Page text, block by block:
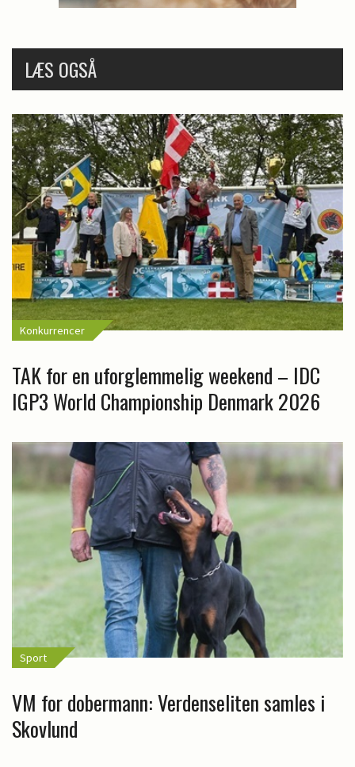
LÆS OGSÅ
Konkurrencer
TAK for en uforglemmelig weekend – IDC
IGP3 World Championship Denmark 2026
Sport
VM for dobermann: Verdenseliten samles i
Skovlund